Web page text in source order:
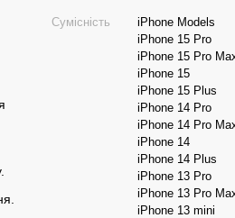
Сумісність
iPhone Models
iPhone 15 Pro
iPhone 15 Pro
iPhone 15
iPhone 15 Plus
iPhone 14 Pro
iPhone 14 Pro
iPhone 14
iPhone 14 Plus
iPhone 13 Pro
iPhone 13 Pro
iPhone 13 mini